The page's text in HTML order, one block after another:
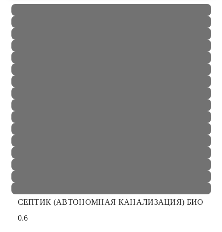
СЕПТИК (АВТОНОМНАЯ КАНАЛИЗАЦИЯ) БИО
0.6